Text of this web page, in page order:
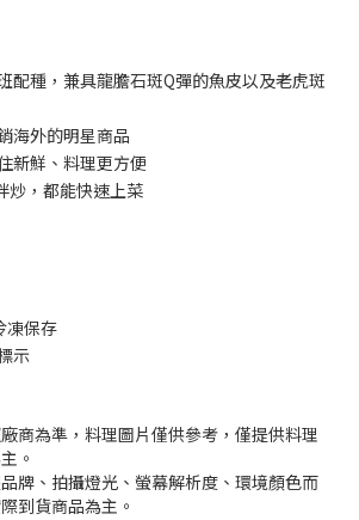
配種，兼具龍膽石斑Q彈的魚皮以及老虎斑
海外的明星商品
新鮮、料理更方便
炒，都能快速上菜
凍保存
示
商為準，料理圖片僅供參考，僅提供料理
。
牌、拍攝燈光、螢幕解析度、環境顏色而
到貨商品為主。